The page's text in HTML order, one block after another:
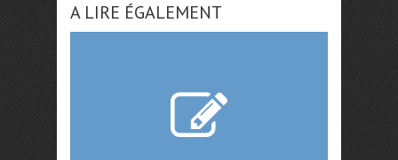
A LIRE ÉGALEMENT